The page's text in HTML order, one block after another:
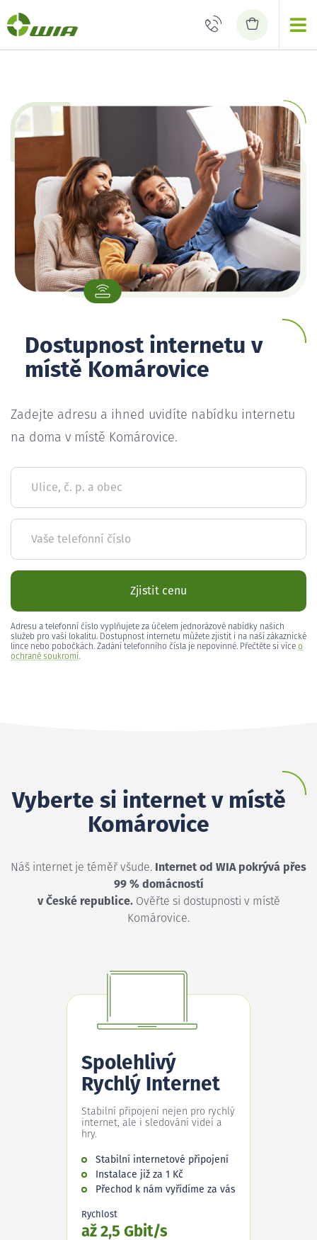
Dostupnost internetu v
místě Komárovice
Zadejte adresu a ihned uvidíte nabídku internetu
na doma v místě Komárovice.
Ulice, č. p. a obec
Vaše telefonní číslo
Zjistit cenu
Adresu a telefonní číslo vyplňujete za účelem jednorázové nabídky našich
služeb pro vaši lokalitu. Dostupnost internetu můžete zjistit i na naší zákaznické
lince nebo pobočkách. Zadání telefonního čísla je nepovinné. Přečtěte si více o
ochraně soukromí.
Vyberte si internet v místě
Komárovice
Náš internet je téměř všude. Internet od WIA pokrývá přes
99 % domácností
v České republice.Ověřte si dostupnosti v místě
Komárovice.
Spolehlivý
Rychlý Internet
Stabilní připojení nejen pro rychlý
internet, ale i sledování videí a
hry.
Stabilní internetové připojení
Instalace již za 1 Kč
Přechod k nám vyřídíme za vás
Rychlost
až 2,5 Gbit/s